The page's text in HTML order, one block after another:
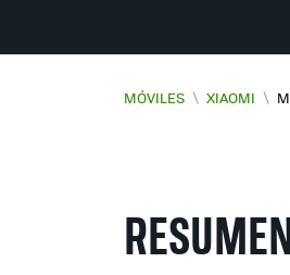
MÓVILES \ XIAOMI \